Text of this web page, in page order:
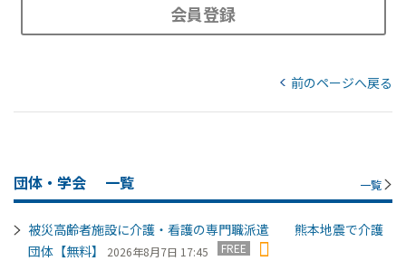
会員登録
前のページへ戻る
団体・学会 一覧 一覧
被災高齢者施設に介護・看護の専門職派遣 熊本地震で介護
団体【無料】
2026年8月7日 17:45 FREE